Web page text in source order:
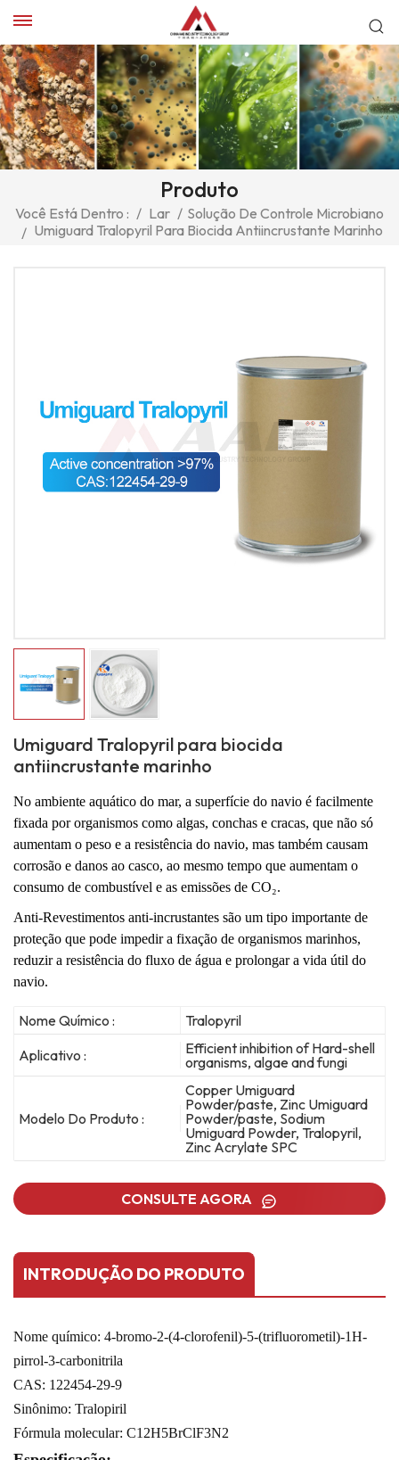
Produto
Você Está Dentro : / Lar / Solução De Controle Microbiano
/ Umiguard Tralopyril Para Biocida Antiincrustante Marinho
Umiguard Tralopyril para biocida
antiincrustante marinho
No ambiente aquático do mar, a superfície do navio é facilmente
fixada pororganismos como algas, conchas e cracas, que não só
aumentam o peso e a resistência do navio, mas também causam
corrosão e danos ao casco, ao mesmo tempo que aumentam o
consumo de combustível e as emissões de CO₂.
Anti-Revestimentos anti-incrustantes são um tipo importante de
proteção que pode impedir a fixação de organismos marinhos,
reduzir a resistência do fluxo de água e prolongar a vida útil do
navio.
Nome Químico :
Tralopyril
Aplicativo :
Efficient inhibition of Hard-shell
organisms, algae and fungi
Modelo Do Produto :
Copper Umiguard
Powder/paste, Zinc Umiguard
Powder/paste, Sodium
Umiguard Powder, Tralopyril,
Zinc Acrylate SPC
CONSULTE AGORA
INTRODUÇÃO DO PRODUTO
Nome químico: 4-bromo-2-(4-clorofenil)-5-(trifluorometil)-1H-
pirrol-3-carbonitrila
CAS: 122454-29-9
Sinônimo: Tralopiril
Fórmula molecular: C12H5BrClF3N2